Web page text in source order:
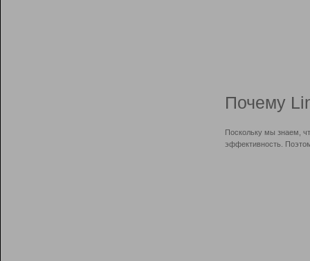
Почему
Поскольку мы знаем,
эффективность.